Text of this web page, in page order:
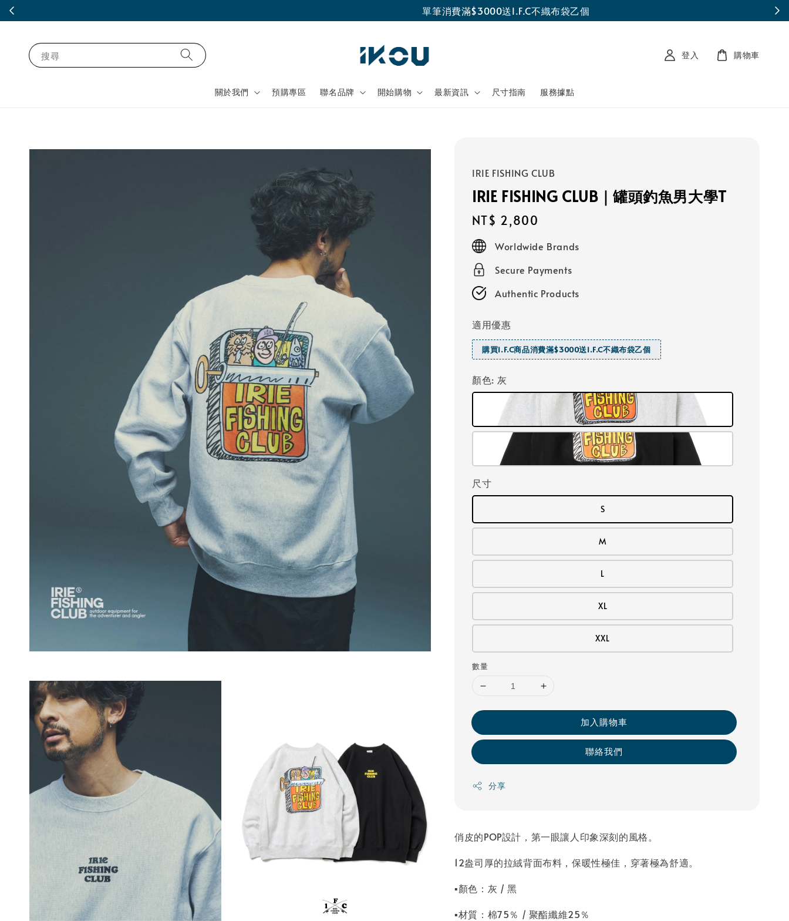
單筆消費滿$3000送I.F.C不織布袋乙個
搜尋
關於我們 預購專區 聯名品牌 開始購物 最新資訊 尺寸指南 服務據點
登入 購物車
IRIE FISHING CLUB
IRIE FISHING CLUB｜罐頭釣魚男大學T
Regular
price
NT$ 2,800
Worldwide Brands
Secure Payments
Authentic Products
適用優惠
購買I.F.C商品消費滿$3000送I.F.C不織布袋乙個
顏色: 灰
尺寸
S
M
L
XL
XXL
數量
加入購物車
聯絡我們
分享
俏皮的POP設計，第一眼讓人印象深刻的風格。
12盎司厚的拉絨背面布料，保暖性極佳，穿著極為舒適。
▪顏色：灰 / 黑
▪材質：棉75％ / 聚酯纖維25％